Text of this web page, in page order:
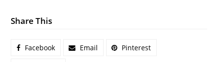
Share This
Facebook Email Pinterest